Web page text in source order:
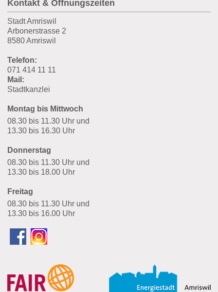
Kontakt & Öffnungszeiten
Stadt Amriswil
Arbonerstrasse 2
8580 Amriswil
Telefon:
071 414 11 11
Mail:
Stadtkanzlei
Montag bis Mittwoch
08.30 bis 11.30 Uhr und
13.30 bis 16.30 Uhr
Donnerstag
08.30 bis 11.30 Uhr und
13.30 bis 18.00 Uhr
Freitag
08.30 bis 11.30 Uhr und
13.30 bis 16.00 Uhr